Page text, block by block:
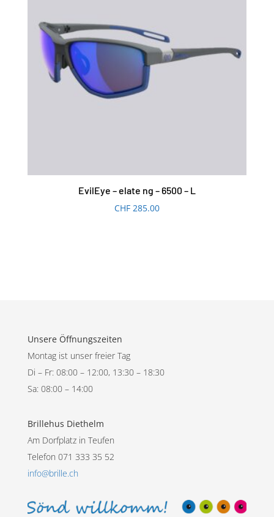
EvilEye – elate ng – 6500 – L
CHF285.00
Unsere Öffnungszeiten
Montag ist unser freier Tag
Di – Fr: 08:00 – 12:00, 13:30 – 18:30
Sa: 08:00 – 14:00
Brillehus Diethelm
Am Dorfplatz in Teufen
Telefon 071 333 35 52
info@brille.ch